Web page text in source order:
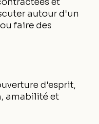
autour d'un
faire des
d'esprit,
amabilité et